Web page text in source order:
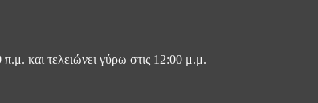
και τελειώνει γύρω στις 12:00 μ.μ.